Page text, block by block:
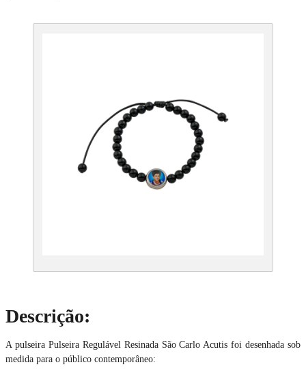
Descrição:
A pulseira Pulseira Regulável Resinada São Carlo Acutis foi desenhada sob
medida para o público contemporâneo: